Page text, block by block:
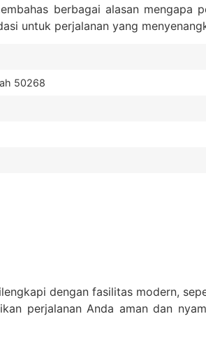
berbagai alasan mengapa
untuk perjalanan yang
50268
dengan fasilitas modern,
perjalanan Anda aman dan